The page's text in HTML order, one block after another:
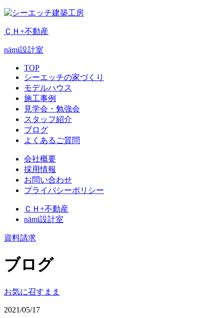
ＣＨ+不動産
nämi設計室
TOP
シーエッチの家づくり
モデルハウス
施工事例
見学会・勉強会
スタッフ紹介
ブログ
よくあるご質問
会社概要
採用情報
お問い合わせ
プライバシーポリシー
ＣＨ+不動産
nämi設計室
資料請求
ブログ
お気に召すまま
2021/05/17